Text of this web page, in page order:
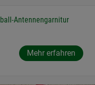
Antennengarnitur
Mehr erfahren